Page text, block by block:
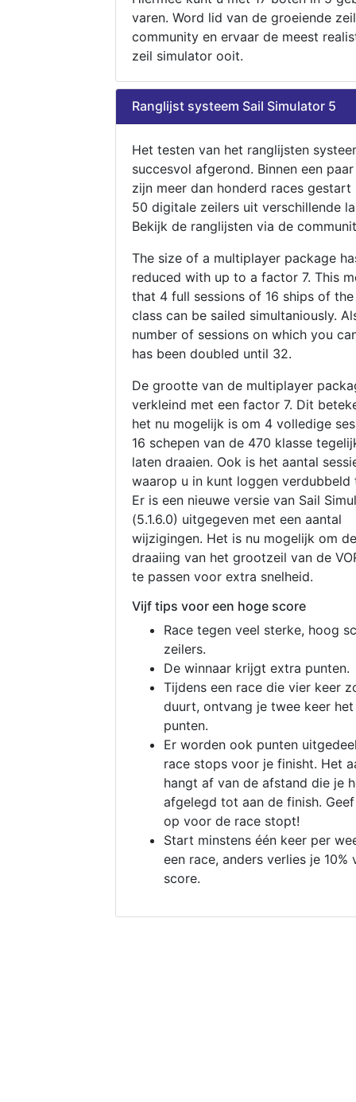
varen. Word lid van de groeiende zeil
community en ervaar de meest
zeil simulator ooit.
Ranglijst systeem Sail Simulator 5
Het testen van het ranglijsten
succesvol afgerond. Binnen een
zijn meer dan honderd races gestart
50 digitale zeilers uit verschillende
Bekijk de ranglijsten via de
The size of a multiplayer package
reduced with up to a factor 7. This
that 4 full sessions of 16 ships of
class can be sailed simultaniously.
number of sessions on which you
has been doubled until 32.
De grootte van de multiplayer
verkleind met een factor 7. Dit
het nu mogelijk is om 4 volledige
16 schepen van de 470 klasse
laten draaien. Ook is het aantal
waarop u in kunt loggen verdubbeld
Er is een nieuwe versie van Sail
(5.1.6.0) uitgegeven met een aantal
wijzigingen. Het is nu mogelijk om de
draaiing van het grootzeil van de
te passen voor extra snelheid.
Vijf tips voor een hoge score
Race tegen veel sterke, hoog
zeilers.
De winnaar krijgt extra punten.
Tijdens een race die vier keer
duurt, ontvang je twee keer
punten.
Er worden ook punten
race stops voor je finisht. Het
hangt af van de afstand die je
afgelegd tot aan de finish.
op voor de race stopt!
Start minstens één keer per
een race, anders verlies je 10%
score.